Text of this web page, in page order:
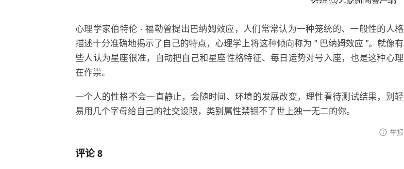
心理学家伯特伦 · 福勒曾提出巴纳姆效应，人们常常认为一种笼统的、一般性的人格
描述十分准确地揭示了自己的特点，心理学上将这种倾向称为 " 巴纳姆效应 "。就像有
些人认为星座很准，自动把自己和星座性格特征、每日运势对号入座，也是这种心理
在作祟。
一个人的性格不会一直静止，会随时间、环境的发展改变，理性看待测试结果，别轻
易用几个字母给自己的社交设限，类别属性禁锢不了世上独一无二的你。
举报
评论8